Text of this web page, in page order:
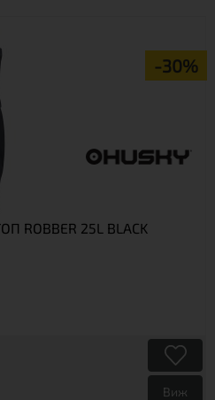
-30%
ROBBER 25L BLACK
Виж